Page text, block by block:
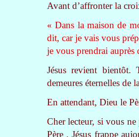
Avant d’affronter la
« Dans la maison de
dit, car je vais vous
je vous prendrai
Jésus revient bientôt.
demeures éternelles de
En attendant, Dieu le
Cher lecteur, si vous ne
Père , Jésus frappe